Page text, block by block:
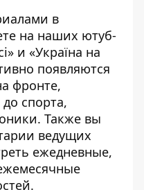
в
на наших ютуб-
и «Україна на
появляются
фронте,
спорта,
Также вы
ведущих
ежедневные,